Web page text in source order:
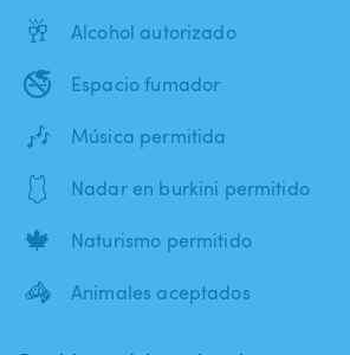
🥂 Alcohol autorizado
🚭 Espacio fumador
🎶 Música permitida
🩱 Nadar en burkini permitido
🍁 Naturismo permitido
🦓 Animales aceptados